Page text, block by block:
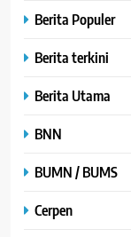
Berita Populer
Berita terkini
Berita Utama
BNN
BUMN / BUMS
Cerpen